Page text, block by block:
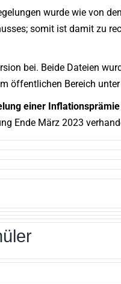
wurde wie von
somit ist damit zu
bei. Beide Dateien
öffentlichen Bereich
einer
Ende März 2023